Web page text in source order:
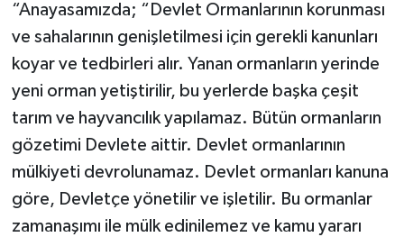
“Anayasamızda; “Devlet Ormanlarının korunması
ve sahalarının genişletilmesi için gerekli kanunları
koyar ve tedbirleri alır. Yanan ormanların yerinde
yeni orman yetiştirilir, bu yerlerde başka çeşit
tarım ve hayvancılık yapılamaz. Bütün ormanların
gözetimi Devlete aittir. Devlet ormanlarının
mülkiyeti devrolunamaz. Devlet ormanları kanuna
göre, Devletçe yönetilir ve işletilir. Bu ormanlar
zamanaşımı ile mülk edinilemez ve kamu yararı